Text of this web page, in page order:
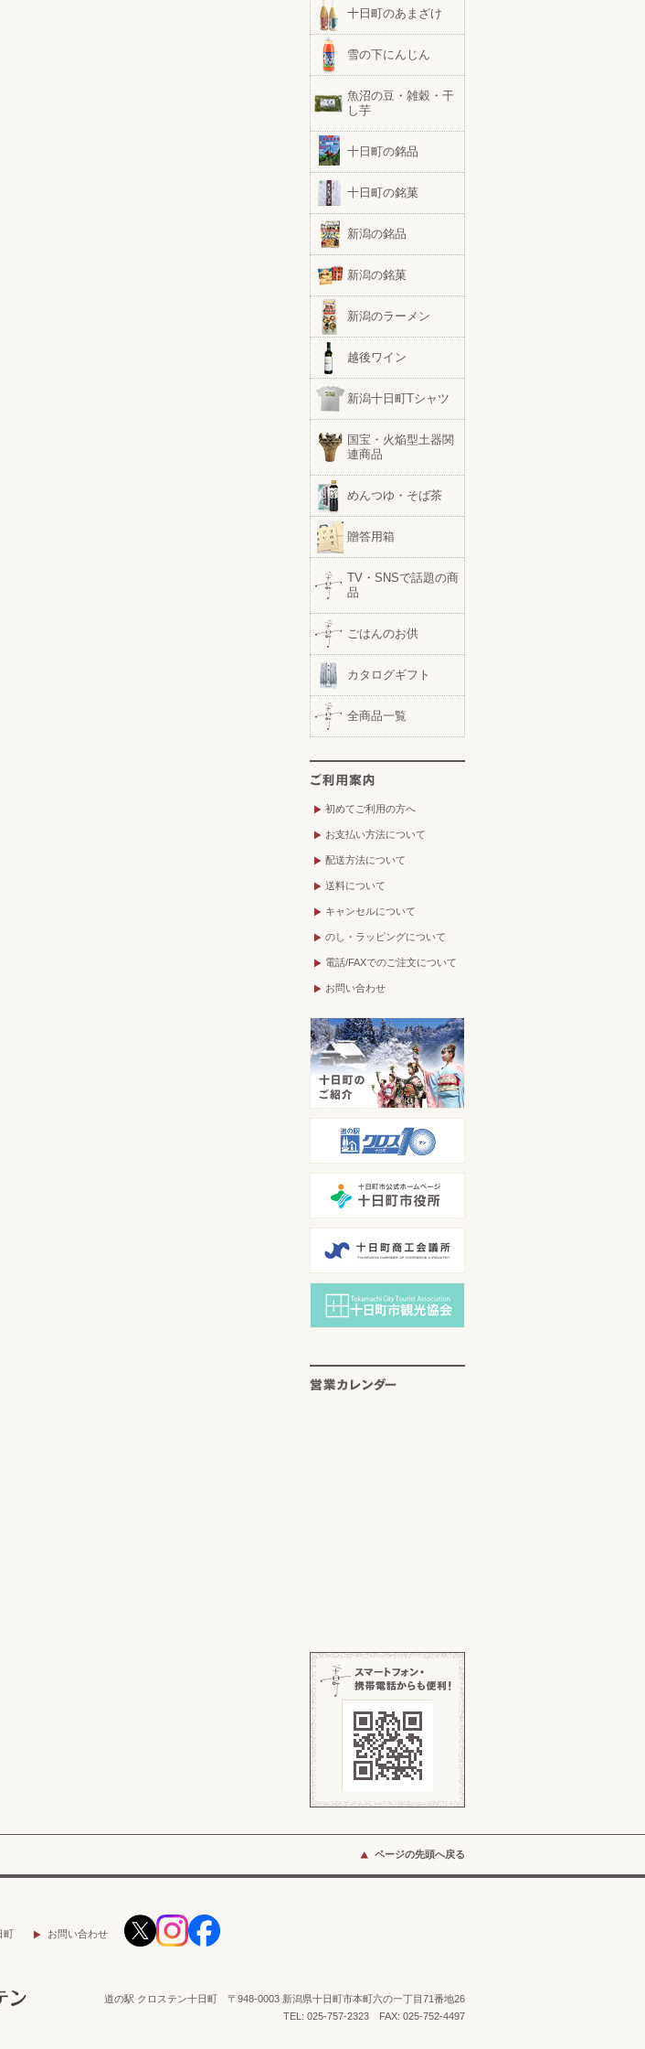
十日町のあまざけ
雪の下にんじん
魚沼の豆・雑穀・干
し芋
十日町の銘品
十日町の銘菓
新潟の銘品
新潟の銘菓
新潟のラーメン
越後ワイン
新潟十日町Tシャツ
国宝・火焔型土器関
連商品
めんつゆ・そば茶
贈答用箱
TV・SNSで話題の商
品
ごはんのお供
カタログギフト
全商品一覧
初めてご利用の方へ
お支払い方法について
配送方法について
送料について
キャンセルについて
のし・ラッピングについて
電話/FAXでのご注文について
お問い合わせ
ページの先頭へ戻る
お問い合わせ
道の駅 クロステン十日町 〒948-0003 新潟県十日町市本町六の一丁目71番地26
TEL: 025-757-2323 FAX: 025-752-4497